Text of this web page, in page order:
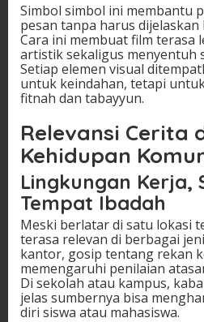
Simbol simbol ini membantu
pesan tanpa harus
Cara ini membuat film terasa
artistik sekaligus menyentuh
Setiap elemen visual
untuk keindahan, tetapi
fitnah dan tabayyun.
Relevansi Cerita
Kehidupan
Lingkungan Kerja,
Tempat Ibadah
Meski berlatar di satu lokasi
terasa relevan di berbagai
kantor, gosip tentang rekan
memengaruhi penilaian
Di sekolah atau kampus,
jelas sumbernya bisa
diri siswa atau mahasiswa.